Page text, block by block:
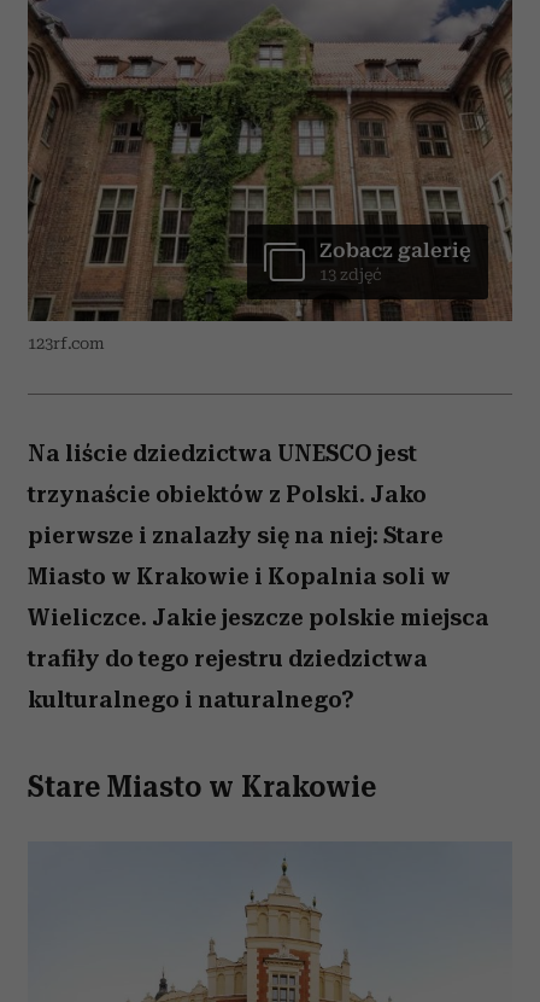
123rf.com
Zobacz galerię
13 zdjęć
Na liście dziedzictwa UNESCO jest
trzynaście obiektów z Polski. Jako
pierwsze i znalazły się na niej: Stare
Miasto w Krakowie i Kopalnia soli w
Wieliczce. Jakie jeszcze polskie miejsca
trafiły do tego rejestru dziedzictwa
kulturalnego i naturalnego?
Stare Miasto w Krakowie